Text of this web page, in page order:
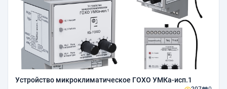
Устройство микроклиматическое ГОХО УМКа-исп.1